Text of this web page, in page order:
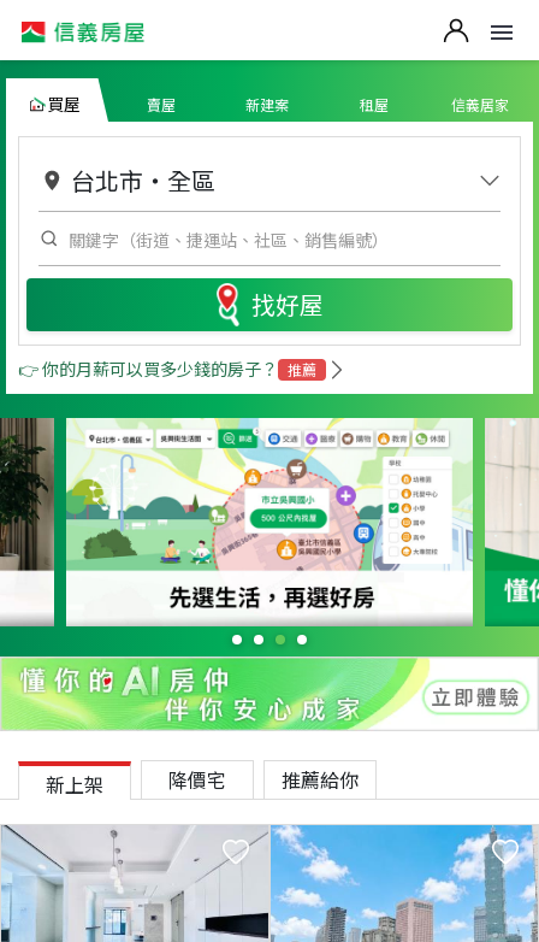
買屋 賣屋 新建案 租屋 信義居家
台北市 ・ 全區
找好屋
👉 你的月薪可以買多少錢的房子？ 推薦
新上架 降價宅 推薦給你